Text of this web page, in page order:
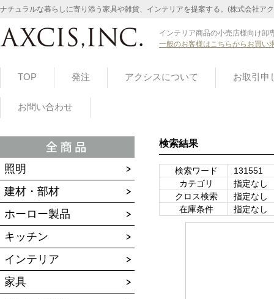
ナチュラルな暮らしに寄り添う家具や雑貨、インテリアを提案する。(株式会社ア
インテリア商品の小売店様向け卸
一般のお客様はこちらからお買い
TOP 発注 アクシスについて お取引申
お問い合わせ
照明
建材・部材
ホーロー製品
キッチン
インテリア
家具
検索結果
検索ワード
131551
カテゴリ
指定なし
クロス検索
指定なし
在庫条件
指定なし